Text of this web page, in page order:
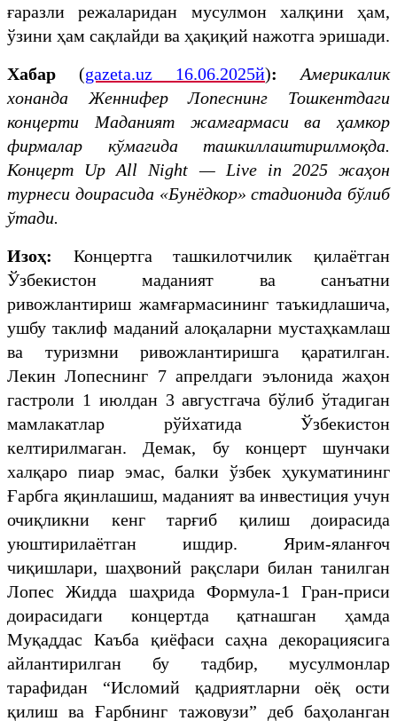
ғаразли режаларидан мусулмон халқини ҳам,
ўзини ҳам сақлайди ва ҳақиқий нажотга эришади.
Хабар (gazeta.uz 16.06.2025й):
Америкалик
хонанда Женнифер Лопеснинг Тошкентдаги
концерти Маданият жамғармаси ва ҳамкор
фирмалар кўмагида ташкиллаштирилмоқда.
Концерт Up All Night — Live in 2025 жаҳон
турнеси доирасида «Бунёдкор» стадионида бўлиб
ўтади.
Изоҳ: Концертга ташкилотчилик қилаётган
Ўзбекистон маданият ва санъатни
ривожлантириш жамғармасининг таъкидлашича,
ушбу таклиф маданий алоқаларни мустаҳкамлаш
ва туризмни ривожлантиришга қаратилган.
Лекин Лопеснинг 7 апрелдаги эълонида жаҳон
гастроли 1 июлдан 3 августгача бўлиб ўтадиган
мамлакатлар рўйхатида Ўзбекистон
келтирилмаган. Демак, бу концерт шунчаки
халқаро пиар эмас, балки ўзбек ҳукуматининг
Ғарбга яқинлашиш, маданият ва инвестиция учун
очиқликни кенг тарғиб қилиш доирасида
уюштирилаётган ишдир. Ярим-яланғоч
чиқишлари, шаҳвоний рақслари билан танилган
Лопес Жидда шаҳрида Формула-1 Гран-приси
доирасидаги концертда қатнашган ҳамда
Муқаддас Каъба қиёфаси саҳна декорациясига
айлантирилган бу тадбир, мусулмонлар
тарафидан “Исломий қадриятларни оёқ ости
қилиш ва Ғарбнинг тажовузи” деб баҳоланган